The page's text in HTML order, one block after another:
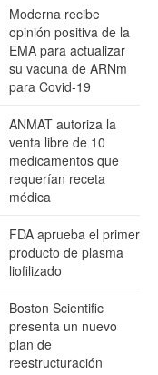
Moderna recibe
opinión positiva de la
EMA para actualizar
su vacuna de ARNm
para Covid-19
ANMAT autoriza la
venta libre de 10
medicamentos que
requerían receta
médica
FDA aprueba el primer
producto de plasma
liofilizado
Boston Scientific
presenta un nuevo
plan de
reestructuración